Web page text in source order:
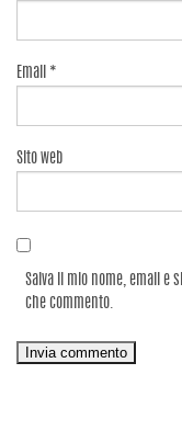
Email *
Sito web
Salva il mio nome, email e
che commento.